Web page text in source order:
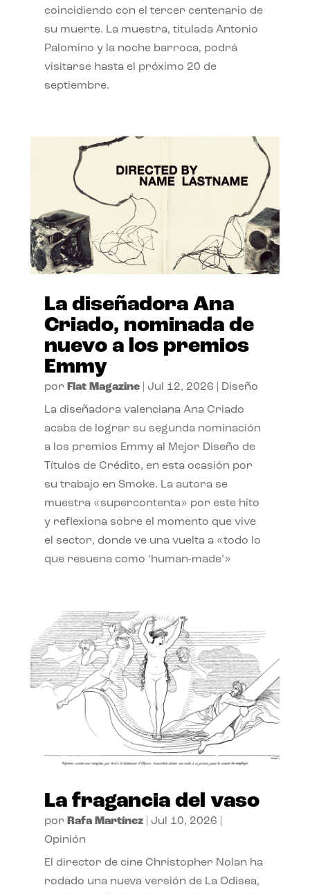
coincidiendo con el tercer centenario de
su muerte. La muestra, titulada Antonio
Palomino y la noche barroca, podrá
visitarse hasta el próximo 20 de
septiembre.
La diseñadora Ana
Criado, nominada de
nuevo a los premios
Emmy
por Flat Magazine| Jul 12, 2026 Diseño
La diseñadora valenciana Ana Criado
acaba de lograr su segunda nominación
a los premios Emmy al Mejor Diseño de
Títulos de Crédito, en esta ocasión por
su trabajo en Smoke. La autora se
muestra «supercontenta» por este hito
y reflexiona sobre el momento que vive
el sector, donde ve una vuelta a «todo lo
que resuena como ‘human-made’»
La fragancia del vaso
por Rafa Martínez| Jul 10, 2026
Opinión
El director de cine Christopher Nolan ha
rodado una nueva versión de La Odisea,